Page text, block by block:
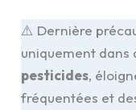
⚠️ Dernière
uniquement dans
pesticides,
fréquentées et